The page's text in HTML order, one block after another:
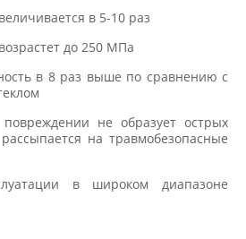
в 5-10 раз
до 250 МПа
в 8 раз выше по сравнению с
не образует острых
на травмобезопасные
в широком диапазоне